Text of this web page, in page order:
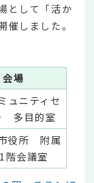
として「活か
しました。
会場
ュニティセ
多目的室
役所 附属
会議室